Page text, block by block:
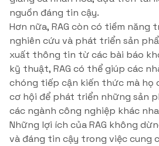
nguồn đáng tin cậy.
Hơn nữa, RAG còn có tiềm năng
nghiên cứu và phát triển sản
xuất thông tin từ các bài báo
kỹ thuật, RAG có thể giúp các
chóng tiếp cận kiến thức mà họ
cơ hội để phát triển những sản
các ngành công nghiệp khác
Những lợi ích của RAG không
và đáng tin cậy trong việc cung